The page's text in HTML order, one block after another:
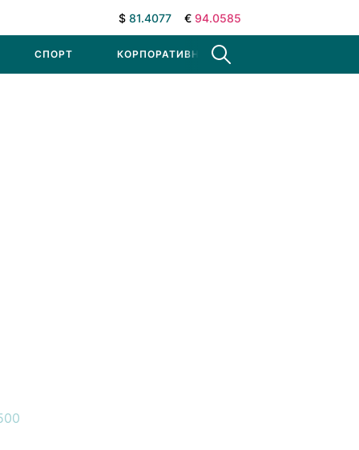
$ 81.4077 € 94.0585
СПОРТ КОРПОРАТИВНЫЕ НОВОСТИ